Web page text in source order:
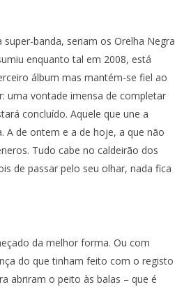
super-banda, seriam os Orelha Negra
enquanto tal em 2008, está
álbum mas mantém-se fiel ao
uma vontade imensa de completar
concluído. Aquele que une a
A de ontem e a de hoje, a que não
Tudo cabe no caldeirão dos
de passar pelo seu olhar, nada fica
da melhor forma. Ou com
do que tinham feito com o registo
abriram o peito às balas – que é